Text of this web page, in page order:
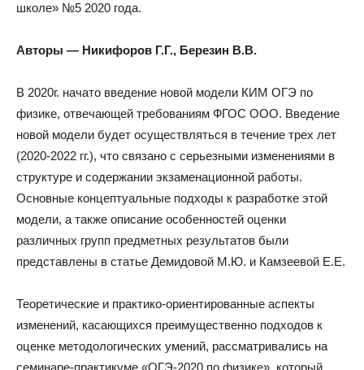
школе» №5 2020 года.
Авторы — Никифоров Г.Г., Березин В.В.
В 2020г. начато введение новой модели КИМ ОГЭ по
физике, отвечающей требованиям ФГОС ООО. Введение
новой модели будет осуществляться в течение трех лет
(2020-2022 гг.), что связано с серьезными изменениями в
структуре и содержании экзаменационной работы.
Основные концептуальные подходы к разработке этой
модели, а также описание особенностей оценки
различных групп предметных результатов были
представлены в статье Демидовой М.Ю. и Камзеевой Е.Е.
Теоретические и практико-ориентированные аспекты
изменений, касающихся преимущественно подходов к
оценке методологических умений, рассматривались на
семинаре-практикуме «ОГЭ-2020 по физике», который